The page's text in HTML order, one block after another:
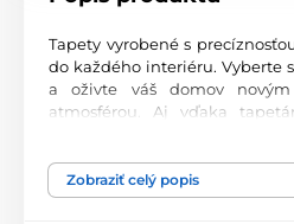
Tapety vyrobené s
do každého interiéru. Vyberte
a oživte váš domov
atmosférou. Aj vďaka
Najvyššia kvalita tlače
Zobraziť celý popis